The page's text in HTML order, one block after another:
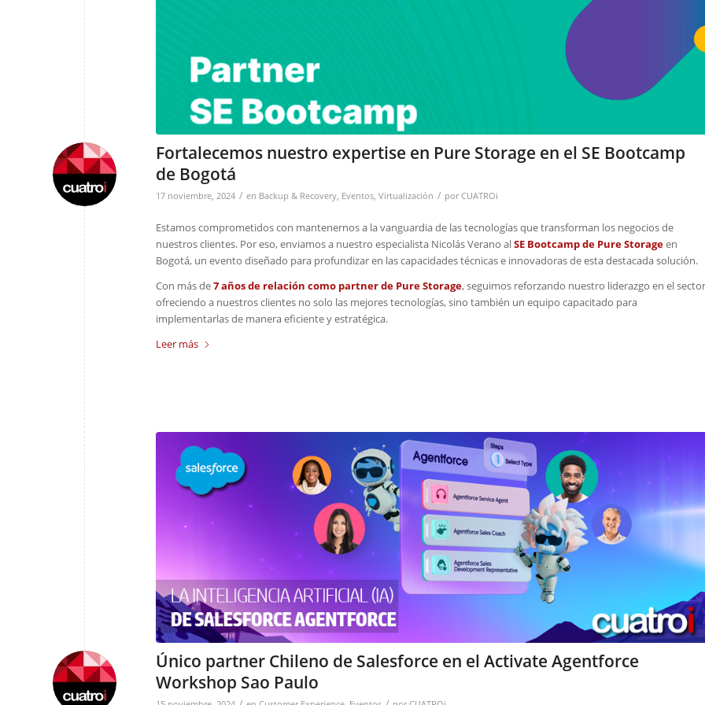
Fortalecemos nuestro expertise en Pure Storage en el SE Bootcamp
de Bogotá
17 noviembre, 2024 / en Backup & Recovery Eventos Virtualización / porCUATROi
Estamos comprometidos con mantenernos a la vanguardia de las tecnologías que transforman los negocios de
nuestros clientes. Por eso, enviamos a nuestro especialista Nicolás Verano alSE Bootcamp de Pure Storageen
Bogotá, un evento diseñado para profundizar en las capacidades técnicas e innovadoras de esta destacada solución.
Con más de7 años de relación como partner de Pure Storage, seguimos reforzando nuestro liderazgo en el
ofreciendo a nuestros clientes no solo las mejores tecnologías, sino también un equipo capacitado para
implementarlas de manera eficiente y estratégica.
Leer más
Único partner Chileno de Salesforce en el Activate Agentforce
Workshop Sao Paulo